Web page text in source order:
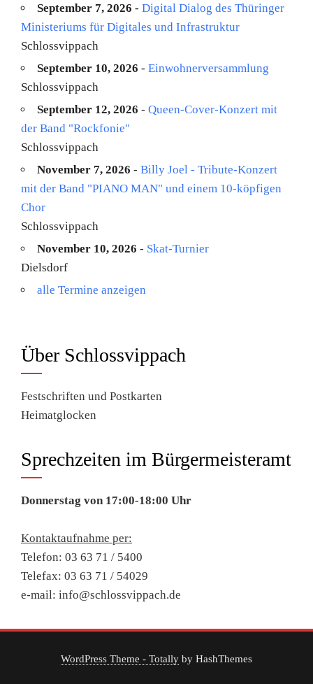
September 7, 2026 - Digital Dialog des Thüringer
Ministeriums für Digitales und Infrastruktur
Schlossvippach
September 10, 2026 - Einwohnerversammlung
Schlossvippach
September 12, 2026 - Queen-Cover-Konzert mit
der Band "Rockfonie"
Schlossvippach
November 7, 2026 - Billy Joel - Tribute-Konzert
mit der Band "PIANO MAN" und einem 10-köpfigen
Chor
Schlossvippach
November 10, 2026 - Skat-Turnier
Dielsdorf
alle Termine anzeigen
Über Schlossvippach
Festschriften und Postkarten
Heimatglocken
Sprechzeiten im Bürgermeisteramt
Donnerstag von 17:00-18:00 Uhr
Kontaktaufnahme per:
Telefon: 03 63 71 / 5400
Telefax: 03 63 71 / 54029
e-mail: info@schlossvippach.de
WordPress Theme - Totally by HashThemes